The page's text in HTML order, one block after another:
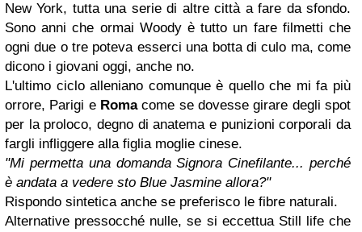
New York, tutta una serie di altre città a fare da sfondo.
Sono anni che ormai Woody è tutto un fare filmetti che
ogni due o tre poteva esserci una botta di culo ma, come
dicono i giovani oggi, anche no.
L'ultimo ciclo alleniano comunque è quello che mi fa più
orrore, Parigi e Romacome se dovesse girare degli spot
per la proloco, degno di anatema e punizioni corporali da
fargli infliggere alla figlia moglie cinese.
"Mi permetta una domanda Signora Cinefilante... perché
è andata a vedere sto Blue Jasmine allora?"
Rispondo sintetica anche se preferisco le fibre naturali.
Alternative pressocché nulle, se si eccettua Still life che